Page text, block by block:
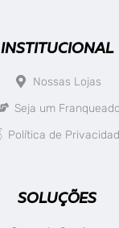
INSTITUCIONAL
Nossas Lojas
Seja um Franqueado
Política de
SOLUÇÕES